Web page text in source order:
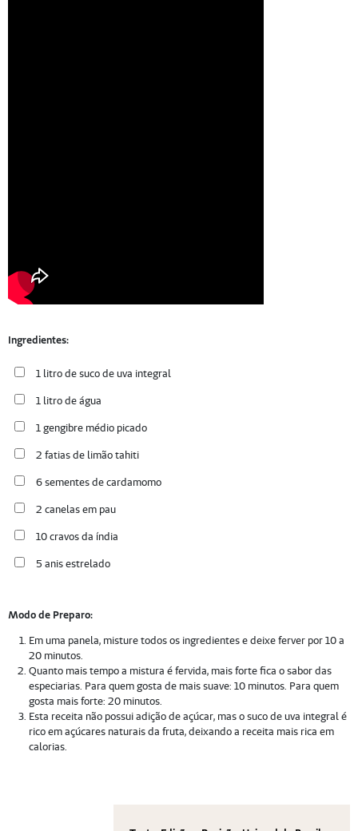
Ingredientes:
1 litro de suco de uva integral
1 litro de água
1 gengibre médio picado
2 fatias de limão tahiti
6 sementes de cardamomo
2 canelas em pau
10 cravos da índia
5 anis estrelado
Modo de Preparo:
Em uma panela, misture todos os ingredientes e deixe ferver por 10 a
20 minutos.
Quanto mais tempo a mistura é fervida, mais forte fica o sabor das
especiarias. Para quem gosta de mais suave: 10 minutos. Para quem
gosta mais forte: 20 minutos.
Esta receita não possui adição de açúcar, mas o suco de uva integral é
rico em açúcares naturais da fruta, deixando a receita mais rica em
calorias.